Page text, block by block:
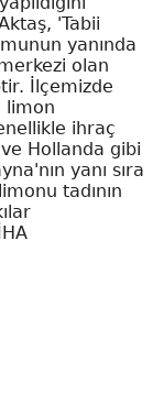
'Tabii
yanında
olan
İlçemizde
limon
ihraç
Hollanda gibi
yanı sıra
tadının